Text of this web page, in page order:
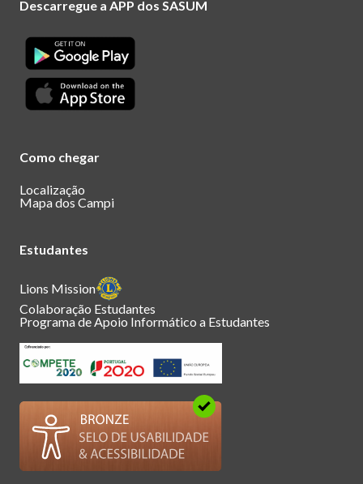
Descarregue a APP dos SASUM
Como chegar
Localização
Mapa dos Campi
Estudantes
Lions Mission
Colaboração Estudantes
Programa de Apoio Informático a Estudantes